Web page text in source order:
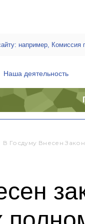
Наша деятельность
В Госдуму Внесен